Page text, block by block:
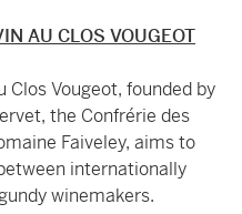
AU CLOS VOUGEOT
Clos Vougeot, founded by
the Confrérie des
Faiveley, aims to
internationally
winemakers.